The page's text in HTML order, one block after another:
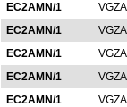
EC2AMN/1
EC2AMN/1
EC2AMN/1
EC2AMN/1
EC2AMN/1